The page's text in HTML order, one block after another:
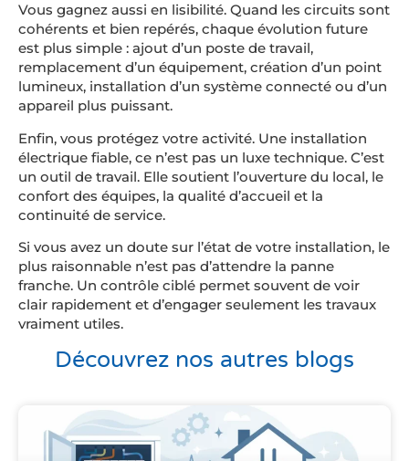
Vous gagnez aussi en lisibilité. Quand les circuits sont
cohérents et bien repérés, chaque évolution future
est plus simple : ajout d’un poste de travail,
remplacement d’un équipement, création d’un point
lumineux, installation d’un système connecté ou d’un
appareil plus puissant.
Enfin, vous protégez votre activité. Une installation
électrique fiable, ce n’est pas un luxe technique. C’est
un outil de travail. Elle soutient l’ouverture du local, le
confort des équipes, la qualité d’accueil et la
continuité de service.
Si vous avez un doute sur l’état de votre installation, le
plus raisonnable n’est pas d’attendre la panne
franche. Un contrôle ciblé permet souvent de voir
clair rapidement et d’engager seulement les travaux
vraiment utiles.
Découvrez nos autres blogs